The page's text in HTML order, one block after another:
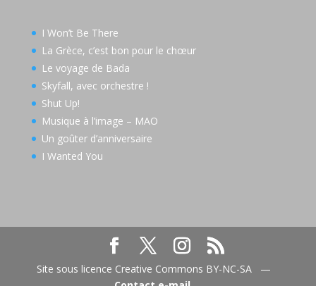
I Won’t Be There
La Grèce, c’est bon pour le chœur
Le voyage de Bada
Skyfall, avec orchestre !
Shut Up!
Musique à l’image – MAO
Un goûter d’anniversaire
I Wanted You
Site sous licence Creative Commons BY-NC-SA —